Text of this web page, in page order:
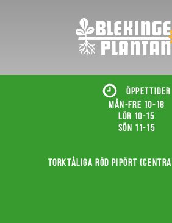
ÖPPETTIDER
Mån-fre 10-18
Lör 10-15
Sön 11-15
Torktåliga röd pipört